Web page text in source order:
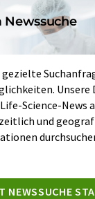
Newssuche
Unsere
Science-News
und
NEWSSUCHE